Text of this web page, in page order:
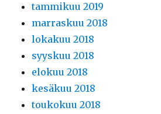
tammikuu 2019
marraskuu 2018
lokakuu 2018
syyskuu 2018
elokuu 2018
kesäkuu 2018
toukokuu 2018